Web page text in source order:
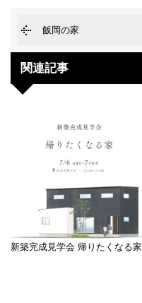
飯岡の家
関連記事
新築完成見学会 帰りたくなる家